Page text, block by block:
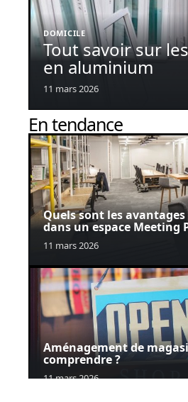
DOMICILE
Tout savoir sur
en aluminium
11 mars 2026
En tendance
Quels sont les
dans un espace Meeting
11 mars 2026
Aménagement de
comprendre ?
11 mars 2026